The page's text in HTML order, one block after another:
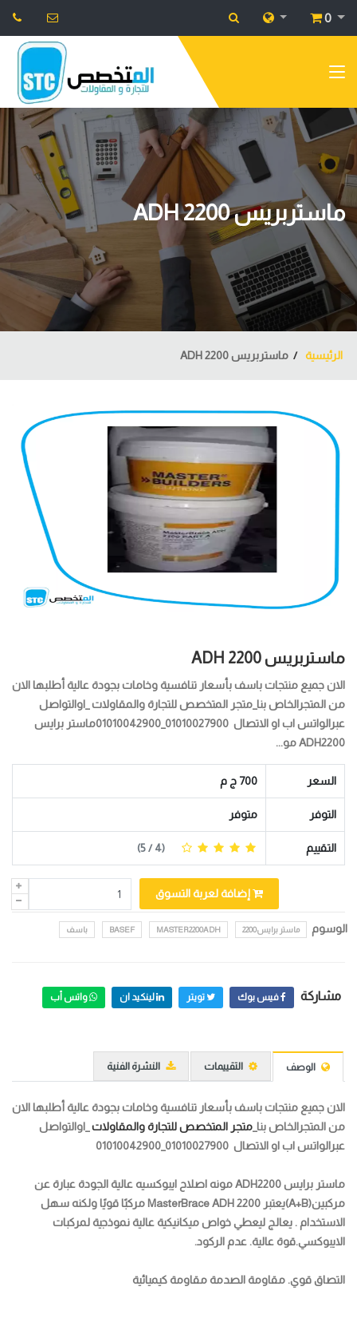
0
ماستربريس ADH 2200
الرئيسية ماستربريس ADH 2200
ماستربريس ADH 2200
الان جميع منتجات باسف بأسعار تنافسية وخامات بجودة عالية أطلبها الان
من المتجرالخاص بنا_متجر المتخصص للتجارة والمقاولات _اوالتواصل
عبرالواتس اب او الاتصال 01010027900_01010042900ماستر برايس
ADH2200 مو...
السعر 700 ج م
التوفر متوفر
التقييم (
4
/ 5)
إضافة لعربة التسوق
الوسوم ماستر برايس2200 MASTER2200ADH
BASEF باسف
مشاركة فيس بوك تويتر لينكيد ان واتس أب
الوصف التقييمات النشرة الفنية
الان جميع منتجات باسف بأسعار تنافسية وخامات بجودة عالية أطلبها الان
من المتجرالخاص بنا_ متجر المتخصص للتجارة والمقاولات _اوالتواصل
عبرالواتس اب او الاتصال 01010027900_01010042900
ماستر برايس ADH2200 مونه اصلاح ايبوكسيه عالية الجودة عبارة عن
مركبين(A+B)
يعتبر MasterBrace ADH 2200 مركبًا قويًا ولكنه سهل
الاستخدام . يعالج ليعطي خواص ميكانيكية عالية نموذجية لمركبات
الايبوكسي.قوة عالية. عدم الركود.
التصاق قوي. مقاومة الصدمة مقاومة كيميائية